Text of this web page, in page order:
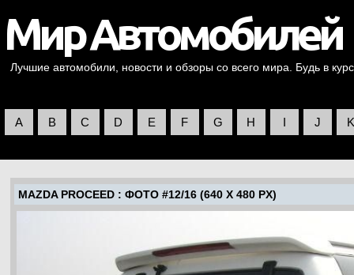
Лучшие автомобили, новости и обзоры со всего мира. Будь в
A B C D E F G H I J K
MAZDA PROCEED : ФОТО #12/16 (640 X 480 PX)